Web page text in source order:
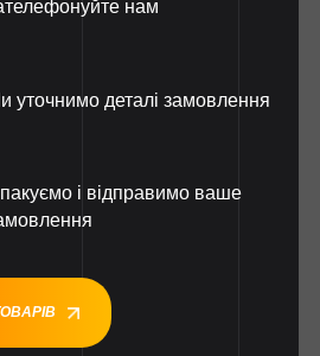
нам
уточнимо деталі замовлення
і відправимо ваше